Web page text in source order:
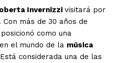
Invernizzi visitará por
más de 30 años de
como una
el mundo de la música
considerada una de las